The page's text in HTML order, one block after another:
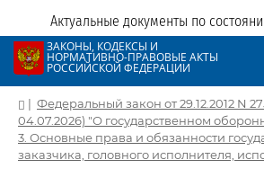
Актуальные документы по
ЗАКОНЫ, КОДЕКСЫ И
НОРМАТИВНО-ПРАВОВЫЕ АКТЫ
РОССИЙСКОЙ ФЕДЕРАЦИИ
| Федеральный закон от 29.12.2012 N
04.07.2026) "О государственном
3. Основные права и обязанности
заказчика, головного исполнителя,